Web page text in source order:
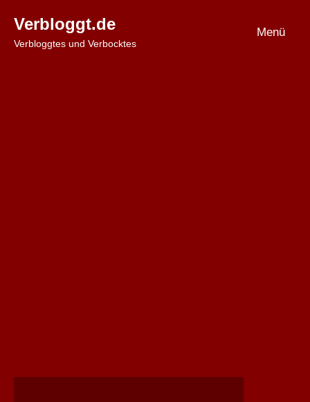
Inhalt
springen
Verbloggt.de
Verbloggtes und Verbocktes
Menü